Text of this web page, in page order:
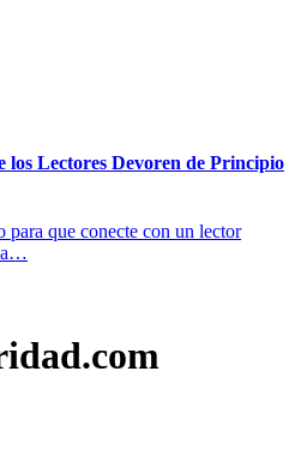
Lectores Devoren de Principio
que conecte con un lector
a…